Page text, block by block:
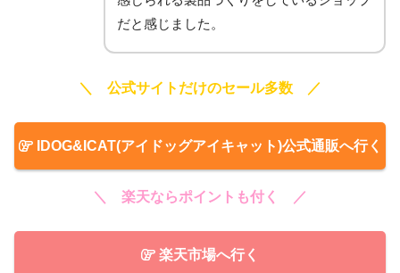
だと感じました。
＼ 公式サイトだけのセール多数 ／
IDOG&ICAT(アイドッグアイキャット)公式通販へ行く
＼ 楽天ならポイントも付く ／
楽天市場へ行く